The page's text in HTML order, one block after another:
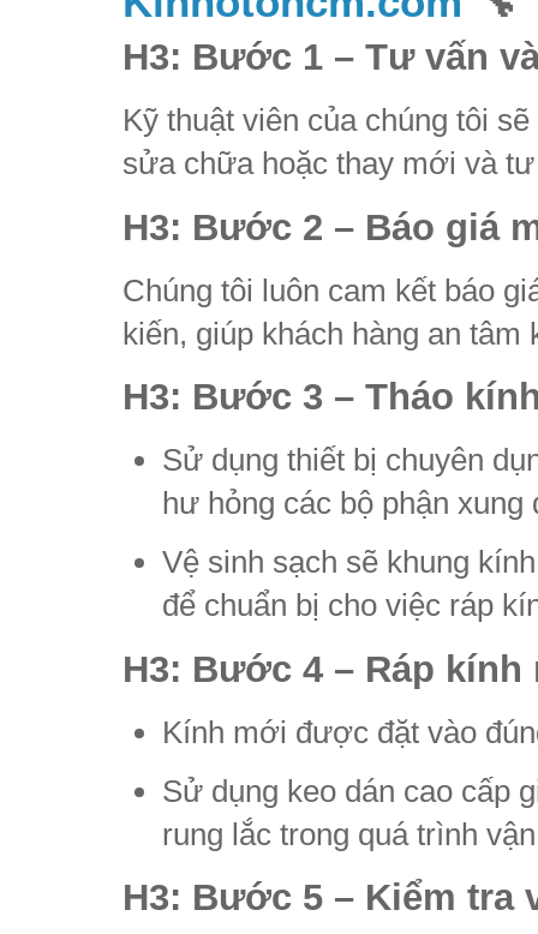
H3: Bước 1 – Tư vấn
Kỹ thuật viên của chúng tôi
sửa chữa hoặc thay mới và
H3: Bước 2 – Báo giá
Chúng tôi luôn cam kết báo
kiến, giúp khách hàng an tâm
H3: Bước 3 – Tháo
Sử dụng thiết bị chuyên
hư hỏng các bộ phận xung
Vệ sinh sạch sẽ khung
để chuẩn bị cho việc ráp
H3: Bước 4 – Ráp
Kính mới được đặt vào
Sử dụng keo dán cao cấp
rung lắc trong quá trình
H3: Bước 5 – Kiểm tra